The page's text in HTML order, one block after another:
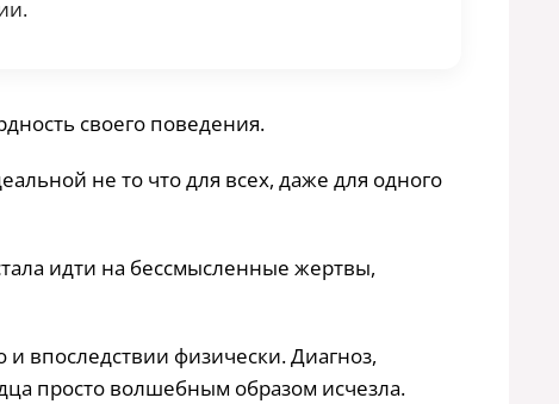
своего поведения.
не то что для всех, даже для одного
идти на бессмысленные жертвы,
впоследствии физически. Диагноз,
просто волшебным образом исчезла.